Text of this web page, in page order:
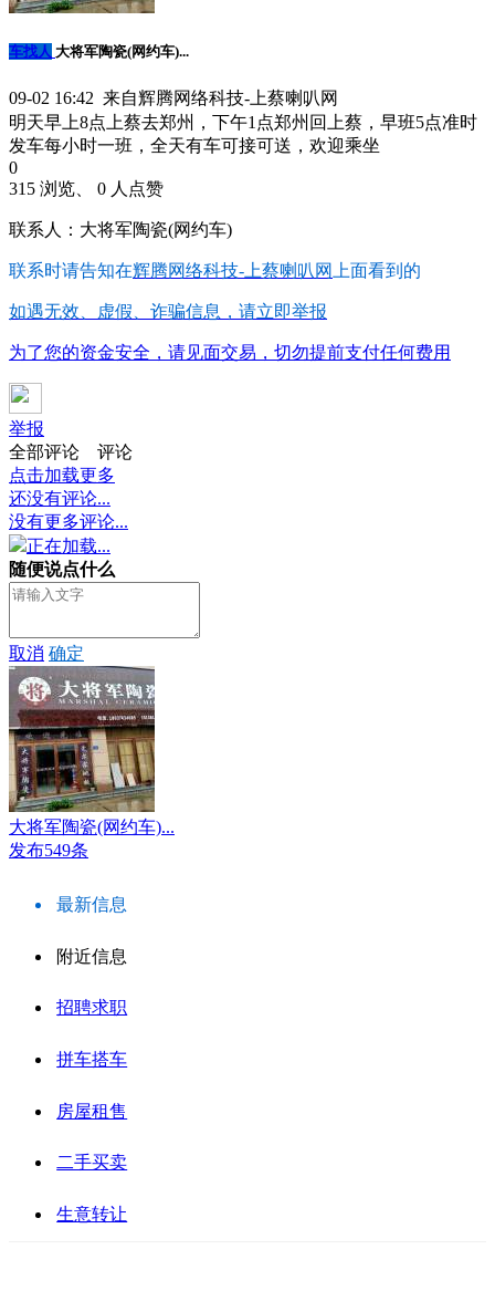
车找人 大将军陶瓷(网约车)...
09-02 16:42 来自辉腾网络科技-上蔡喇叭网
明天早上8点上蔡去郑州，下午1点郑州回上蔡，早班5点准时
发车每小时一班，全天有车可接可送，欢迎乘坐
0
315 浏览、 0 人点赞
联系人：大将军陶瓷(网约车)
联系时请告知在辉腾网络科技-上蔡喇叭网 上面看到的
如遇无效、虚假、诈骗信息，请立即举报
为了您的资金安全，请见面交易，切勿提前支付任何费用
举报
全部评论
评论
点击加载更多
还没有评论...
没有更多评论...
正在加载...
随便说点什么
取消 确定
大将军陶瓷(网约车)...
发布549条
最新信息
附近信息
招聘求职
拼车搭车
房屋租售
二手买卖
生意转让